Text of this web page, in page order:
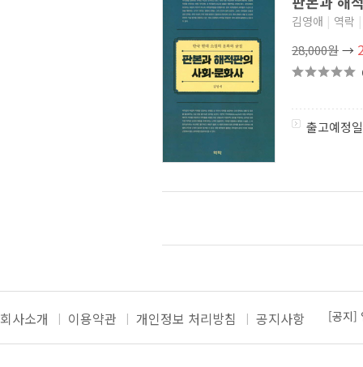
김영애 | 역락 |
28,000원→
출고예정
회사소개 이용약관 개인정보 처리방침 공지사항
[공지]
[공지]
더보